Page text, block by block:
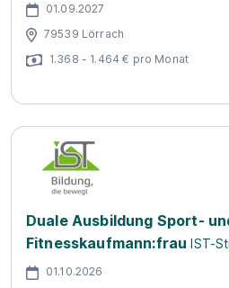
01.09.2027
79539 Lörrach
1.368 - 1.464 € pro Monat
Duale Ausbildung Sport-
Fitnesskaufmann:frau IST-
01.10.2026